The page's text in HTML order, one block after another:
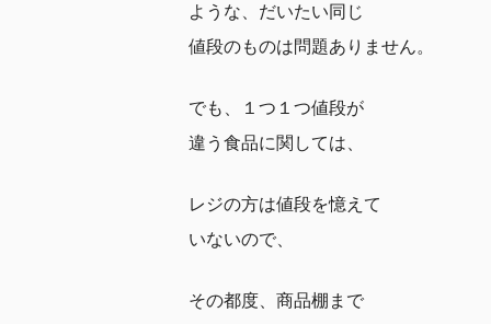
ような、だいたい同じ
値段のものは問題ありません。
でも、１つ１つ値段が
違う食品に関しては、
レジの方は値段を憶えて
いないので、
その都度、商品棚まで